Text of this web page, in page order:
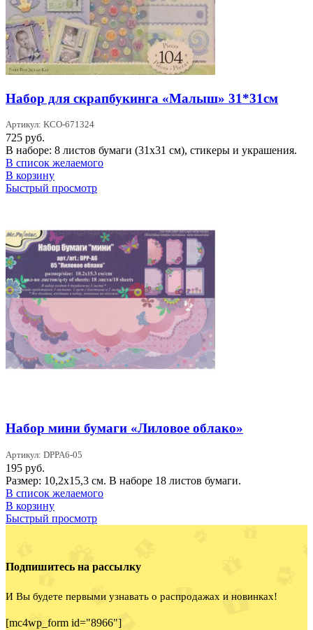
Набор для скрапбукинга «Малыш» 31*31см
Артикул: KCO-671324
725 руб.
В наборе: 8 листов бумаги (31х31 см), стикеры и украшения.
В список желаемого
В корзину
Быстрый просмотр
Набор мини бумаги «Лиловое облако»
Артикул: DPPA6-05
195 руб.
Размер: 10,2x15,3 см. В наборе 18 листов бумаги.
В список желаемого
В корзину
Быстрый просмотр
Подпишитесь на рассылку
И Вы будете первыми узнавать о распродажах и новинках!
[mc4wp_form id="8966"]